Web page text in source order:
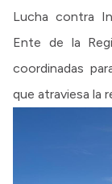
Lucha contra
Ente de la
coordinadas
que atraviesa la